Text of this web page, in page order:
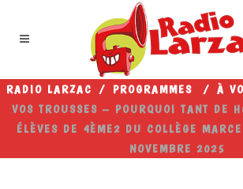
RADIO LARZAC / PROGRAMMES / À
VOS TROUSSES – POURQUOI TANT DE
ÉLÈVES DE 4ÈME2 DU COLLÈGE
NOVEMBRE 2025